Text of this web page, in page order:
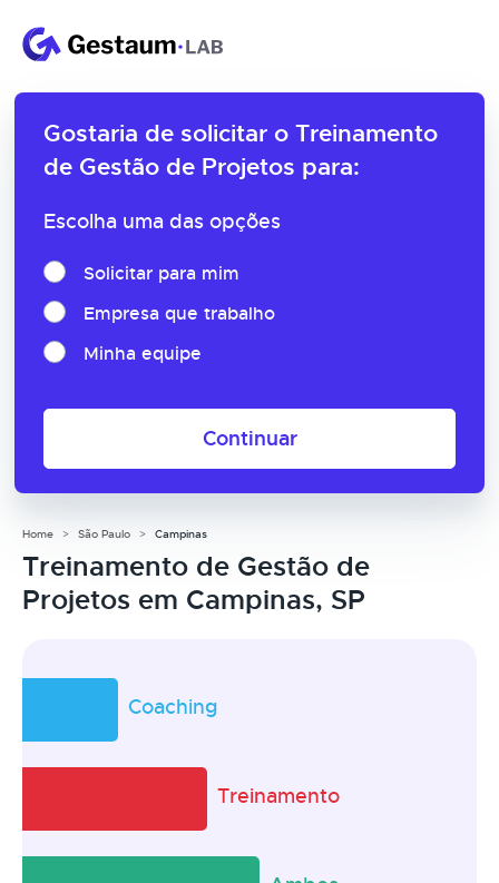
Gostaria de solicitar o Treinamento
de Gestão de Projetos para:
Escolha uma das opções
Solicitar para mim
Empresa que trabalho
Minha equipe
Continuar
Home São Paulo Campinas
Treinamento de Gestão de
Projetos em Campinas, SP